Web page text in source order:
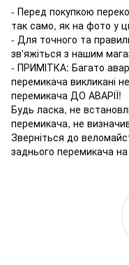
- Перед покупкою
так само, як на фото у
- Для точного та
зв'яжіться з нашим
- ПРИМІТКА: Багато
перемикача викликані
перемикача ДО АВАРІЇ!
Будь ласка, не
перемикача, не
Зверніться до
заднього перемикача